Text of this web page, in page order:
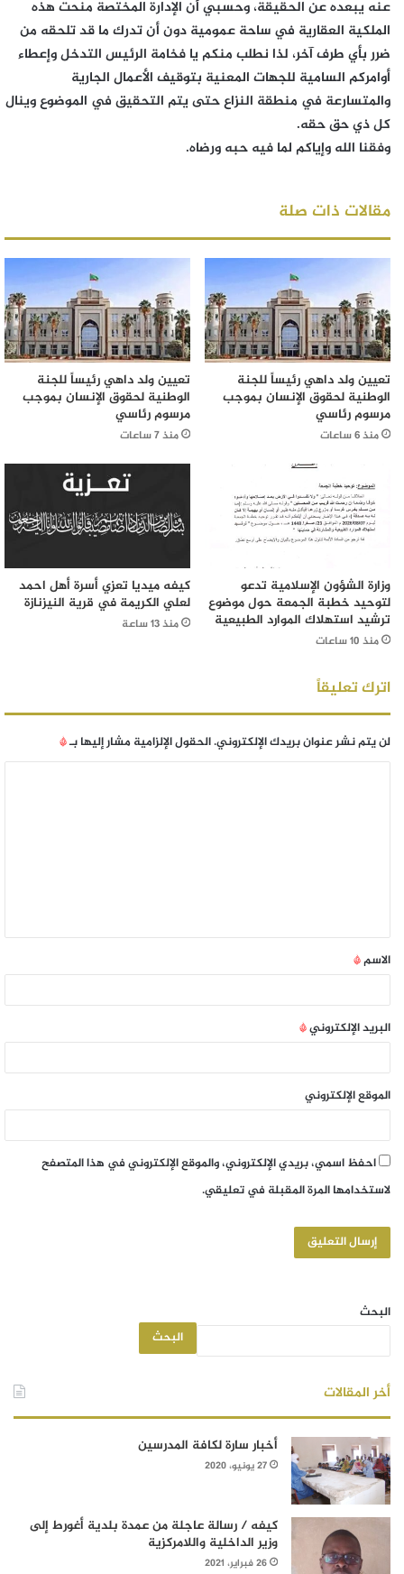
عنه يبعده عن الحقيقة، وحسبي أن الإدارة المختصة منحت هذه
الملكية العقارية في ساحة عمومية دون أن تدرك ما قد تلحقه من
ضرر بأي طرف آخر، لذا نطلب منكم يا فخامة الرئيس التدخل وإعطاء
أوامركم السامية للجهات المعنية بتوقيف الأعمال الجارية
والمتسارعة في منطقة النزاع حتى يتم التحقيق في الموضوع وينال
كل ذي حق حقه.
وفقنا الله وإياكم لما فيه حبه ورضاه.
مقالات ذات صلة
تعيين ولد داهي رئيساً للجنة
الوطنية لحقوق الإنسان بموجب
مرسوم رئاسي
منذ 6 ساعات
تعيين ولد داهي رئيساً للجنة
الوطنية لحقوق الإنسان بموجب
مرسوم رئاسي
منذ 7 ساعات
وزارة الشؤون الإسلامية تدعو
لتوحيد خطبة الجمعة حول موضوع
ترشيد استهلاك الموارد الطبيعية
منذ 10 ساعات
كيفه ميديا تعزي أسرة أهل احمد
لعلي الكريمة في قرية النيزنازة
منذ 13 ساعة
اترك تعليقاً
لن يتم نشر عنوان بريدك الإلكتروني.الحقول الإلزامية مشار إليها بـ*
الاسم*
البريد الإلكتروني*
الموقع الإلكتروني
احفظ اسمي، بريدي الإلكتروني، والموقع الإلكتروني في هذا المتصفح
لاستخدامها المرة المقبلة في تعليقي.
البحث
البحث
أخر المقالات
أخبار سارة لكافة المدرسين
27 يونيو، 2020
كيفه / رسالة عاجلة من عمدة بلدية أغورط إلى
وزير الداخلية واللامركزية
26 فبراير، 2021